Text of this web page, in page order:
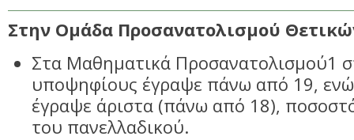
Στην Ομάδα Προσανατολισμού
Στα Μαθηματικά Προσανατολισμού1
υποψηφίους έγραψε πάνω από 19,
έγραψε άριστα (πάνω από 18),
του πανελλαδικού.